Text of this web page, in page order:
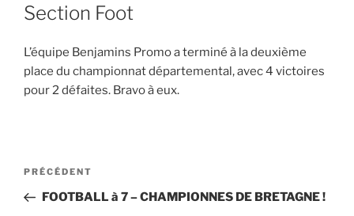
Section Foot
L’équipe Benjamins Promo a terminé à la deuxième
place du championnat départemental, avec 4 victoires
pour 2 défaites. Bravo à eux.
PRÉCÉDENT
FOOTBALL à 7 – CHAMPIONNES DE BRETAGNE !